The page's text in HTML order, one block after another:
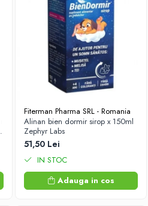
Fiterman Pharma SRL - Romania
Alinan bien dormir sirop x 150ml
Zephyr Labs
51,50 Lei
IN STOC
Adauga in cos